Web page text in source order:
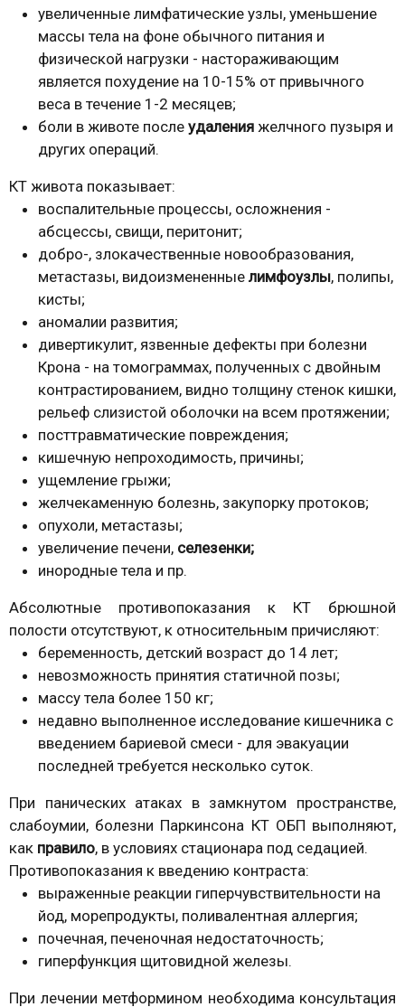
увеличенные лимфатические узлы, уменьшение
массы тела на фоне обычного питания и
физической нагрузки - настораживающим
является похудение на 10-15% от привычного
веса в течение 1-2 месяцев;
боли в животе после удаления желчного пузыря и
других операций.
КТ живота показывает:
воспалительные процессы, осложнения -
абсцессы, свищи, перитонит;
добро-, злокачественные новообразования,
метастазы, видоизмененные лимфоузлы, полипы,
кисты;
аномалии развития;
дивертикулит, язвенные дефекты при болезни
Крона - на томограммах, полученных с двойным
контрастированием, видно толщину стенок кишки,
рельеф слизистой оболочки на всем протяжении;
посттравматические повреждения;
кишечную непроходимость, причины;
ущемление грыжи;
желчекаменную болезнь, закупорку протоков;
опухоли, метастазы;
увеличение печени, селезенки;
инородные тела и пр.
Абсолютные противопоказания к КТ брюшной
полости отсутствуют, к относительным причисляют:
беременность, детский возраст до 14 лет;
невозможность принятия статичной позы;
массу тела более 150 кг;
недавно выполненное исследование кишечника с
введением бариевой смеси - для эвакуации
последней требуется несколько суток.
При панических атаках в замкнутом пространстве,
слабоумии, болезни Паркинсона КТ ОБП выполняют,
как правило, в условиях стационара под седацией.
Противопоказания к введению контраста:
выраженные реакции гиперчувствительности на
йод, морепродукты, поливалентная аллергия;
почечная, печеночная недостаточность;
гиперфункция щитовидной железы.
При лечении метформином необходима консультация